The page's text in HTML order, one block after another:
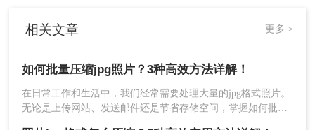
相关文章 更多 >
如何批量压缩jpg照片？3种高效方法详解！
在日常工作和生活中，我们经常需要处理大量的jpg格式照片。
无论是上传网站、发送邮件还是节省存储空间，掌握如何批量